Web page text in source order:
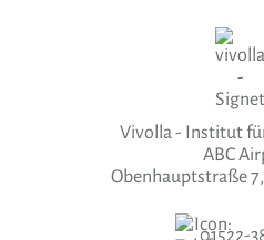
Vivolla - Institut
ABC
Obenhauptstraße